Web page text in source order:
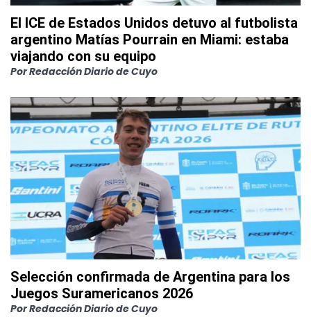
El ICE de Estados Unidos detuvo al futbolista
argentino Matías Pourrain en Miami: estaba
viajando con su equipo
PorRedacción Diario de Cuyo
Selección confirmada de Argentina para los
Juegos Suramericanos 2026
PorRedacción Diario de Cuyo